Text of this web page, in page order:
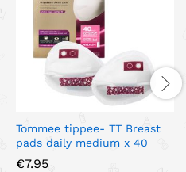
Tommee tippee- TT Breast
pads daily medium x 40
€7.95